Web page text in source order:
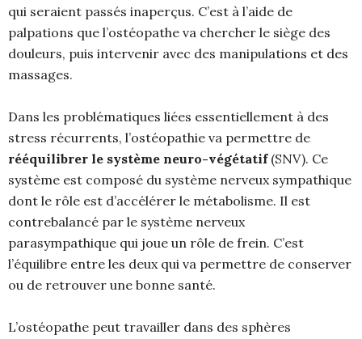
qui seraient passés inaperçus. C’est à l’aide de
palpations que l’ostéopathe va chercher le siège des
douleurs, puis intervenir avec des manipulations et des
massages.
Dans les problématiques liées essentiellement à des
stress récurrents, l’ostéopathie va permettre de
rééquilibrer le système neuro-végétatif(SNV). Ce
système est composé du système nerveux sympathique
dont le rôle est d’accélérer le métabolisme. Il est
contrebalancé par le système nerveux
parasympathique qui joue un rôle de frein. C’est
l’équilibre entre les deux qui va permettre de conserver
ou de retrouver une bonne santé.
L’ostéopathe peut travailler dans des sphères